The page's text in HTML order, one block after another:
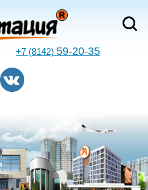
+7 (8142) 59-20-35